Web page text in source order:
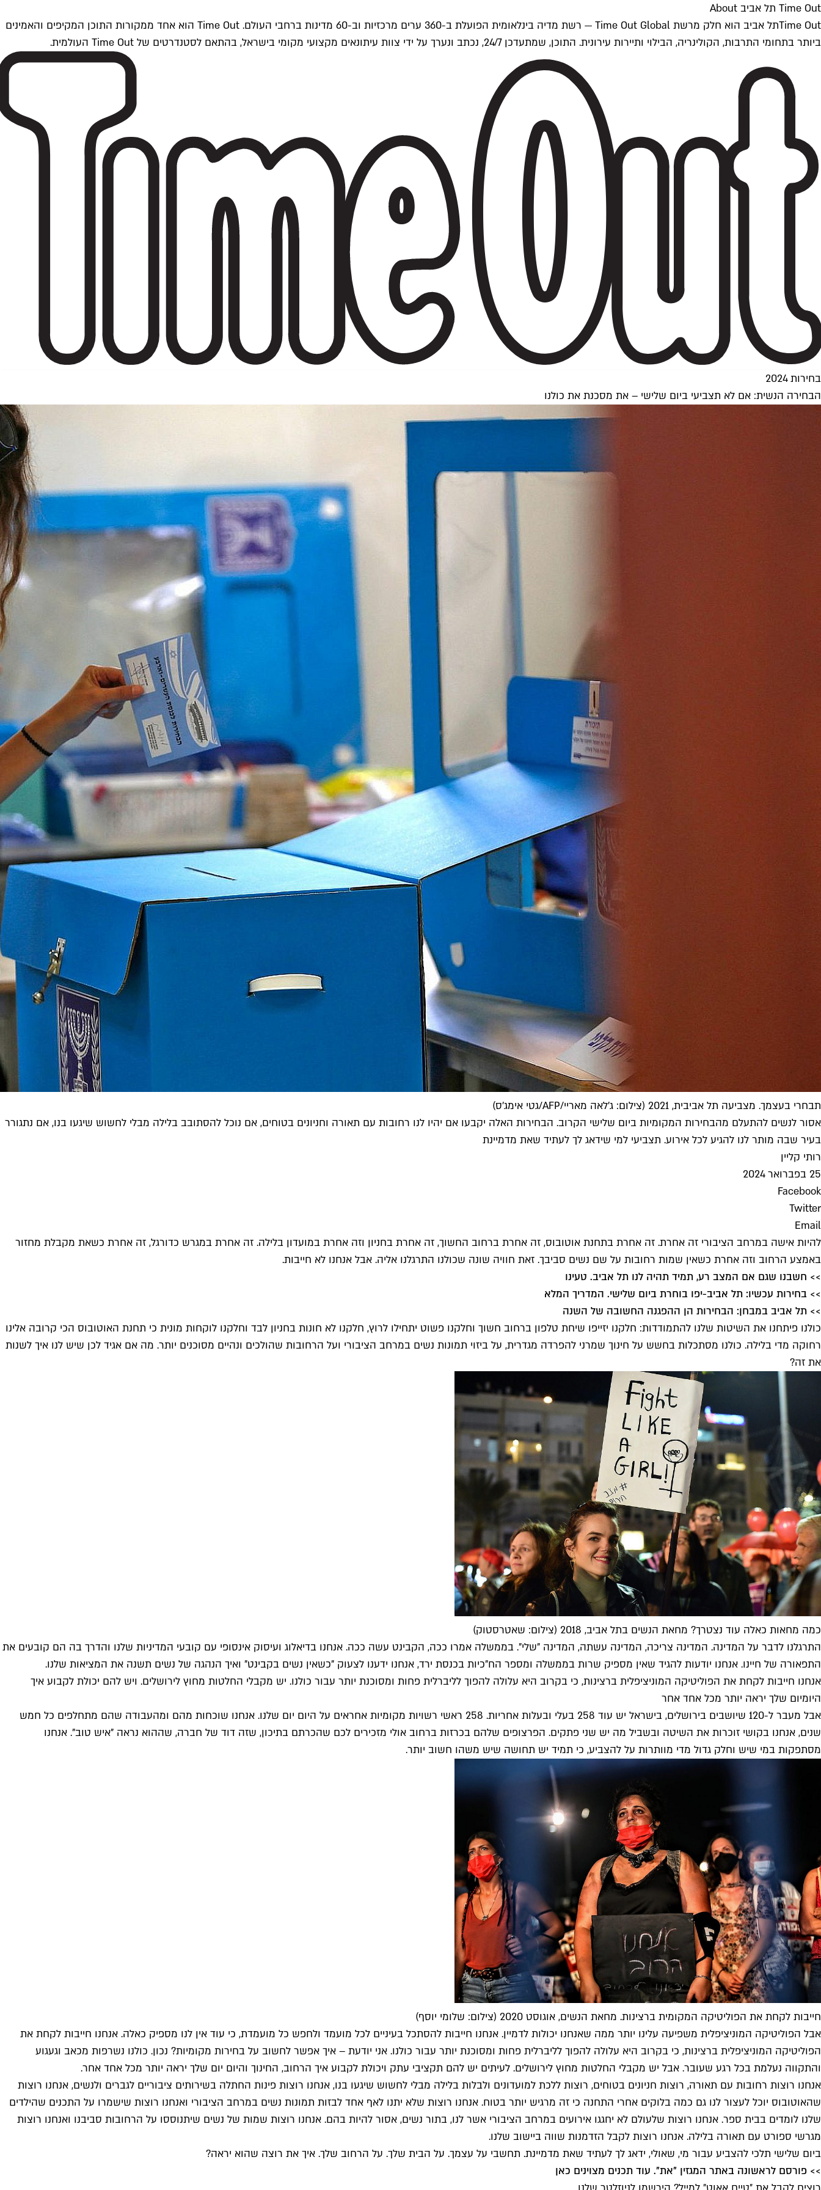
Time Out תל אביב About
Time Outתל אביב הוא חלק מרשת Time Out Global — רשת מדיה בינלאומית הפועלת ב-360 ערים מרכזיות וב-60 מדינות ברחבי העולם. Time Out הוא אחד ממקורות התוכן המקיפים והאמינים
ביותר בתחומי התרבות, הקולינריה, הבילוי ותיירות עירונית. התוכן, שמתעדכן 24/7, נכתב ונערך על ידי צוות עיתונאים מקצועי מקומי בישראל, בהתאם לסטנדרטים של Time Out העולמית.
בחירות 2024
הבחירה הנשית: אם לא תצביעי ביום שלישי – את מסכנת את כולנו
תבחרי בעצמך. מצביעה תל אביבית, 2021 (צילום: ג'לאה מאריי/AFP/גטי אימג'ס)
אסור לנשים להתעלם מהבחירות המקומיות ביום שלישי הקרוב. הבחירות האלה יקבעו אם יהיו לנו רחובות עם תאורה וחניונים בטוחים, אם נוכל להסתובב בלילה מבלי לחשוש שיגעו בנו, אם נתגורר
בעיר שבה מותר לנו להגיע לכל אירוע. תצביעי למי שידאג לך לעתיד שאת מדמיינת
רותי קליין
25 בפברואר 2024
Facebook
Twitter
Email
להיות אישה במרחב הציבורי זה אחרת. זה אחרת בתחנת אוטובוס, זה אחרת ברחוב החשוך, זה אחרת בחניון וזה אחרת במועדון בלילה. זה אחרת במגרש כדורגל, זה אחרת כשאת מקבלת מחזור
באמצע הרחוב וזה אחרת כשאין שמות רחובות על שם נשים סביבך. זאת חוויה שונה שכולנו התרגלנו אליה. אבל אנחנו לא חייבות.
>> חשבנו שגם אם המצב רע, תמיד תהיה לנו תל אביב. טעינו
>> בחירות עכשיו: תל אביב-יפו בוחרת ביום שלישי. המדריך המלא
>> תל אביב במבחן: הבחירות הן ההפגנה החשובה של השנה
כולנו פיתחנו את השיטות שלנו להתמודדות: חלקנו יזייפו שיחת טלפון ברחוב חשוך וחלקנו פשוט יתחילו לרוץ, חלקנו לא חונות בחניון לבד וחלקנו לוקחות מונית כי תחנת האוטובוס הכי קרובה אלינו
רחוקה מדי בלילה. כולנו מסתכלות בחשש על חינוך שמרני להפרדה מגדרית, על ביזוי תמונות נשים במרחב הציבורי ועל הרחובות שהולכים ונהיים מסוכנים יותר. מה אם אגיד לכן שיש לנו איך לשנות
את זה?
כמה מחאות כאלה עוד נצטרך? מחאת הנשים בתל אביב, 2018 (צילום: שאטרסטוק)
התרגלנו לדבר על המדינה. המדינה צריכה, המדינה עשתה, המדינה "שלי". בממשלה אמרו ככה, הקבינט עשה ככה. אנחנו בדיאלוג ועיסוק אינסופי עם קובעי המדיניות שלנו והדרך בה הם קובעים את
התפאורה של חיינו. אנחנו יודעות להגיד שאין מספיק שרות בממשלה ומספר הח"כיות בכנסת ירד, אנחנו ידענו לצעוק "כשאין נשים בקבינט" ואיך הנהגה של נשים תשנה את המציאות שלנו.
אנחנו חייבות לקחת את הפוליטיקה המוניציפלית ברצינות, כי בקרוב היא עלולה להפוך לליברלית פחות ומסוכנת יותר עבור כולנו. יש מקבלי החלטות מחוץ לירושלים. ויש להם יכולת לקבוע איך
היומיום שלך יראה יותר מכל אחד אחר
אבל מעבר ל-120 שיושבים בירושלים, בישראל יש עוד 258 בעלי ובעלות אחריות. 258 ראשי רשויות מקומיות אחראים על היום יום שלנו. אנחנו שוכחות מהם ומהעבודה שהם מתחלפים כל חמש
שנים, אנחנו בקושי זוכרות את השיטה ובשביל מה יש שני פתקים. הפרצופים שלהם בכרזות ברחוב אולי מזכירים לכם שהכרתם בתיכון, שזה דוד של חברה, שההוא נראה "איש טוב". אנחנו
מסתפקות במי שיש וחלק גדול מדי מוותרות על להצביע, כי תמיד יש תחושה שיש משהו חשוב יותר.
חייבות לקחת את הפוליטיקה המקומית ברצינות. מחאת הנשים, אוגוסט 2020 (צילום: שלומי יוסף)
אבל הפוליטיקה המוניציפלית משפיעה עלינו יותר ממה שאנחנו יכולות לדמיין. אנחנו חייבות להסתכל בעיניים לכל מועמד ולחפש כל מועמדת, כי עוד אין לנו מספיק כאלה. אנחנו חייבות לקחת את
הפוליטיקה המוניציפלית ברצינות, כי בקרוב היא עלולה להפוך לליברלית פחות ומסוכנת יותר עבור כולנו. אני יודעת – איך אפשר לחשוב על בחירות מקומיות? נכון. כולנו נשרפות מכאב וגעגוע
והתקווה נעלמת בכל רגע שעובר. אבל יש מקבלי החלטות מחוץ לירושלים. לעיתים יש להם תקציבי עתק ויכולת לקבוע איך הרחוב, החינוך והיום יום שלך יראה יותר מכל אחד אחר.
אנחנו רוצות רחובות עם תאורה, רוצות חניונים בטוחים, רוצות ללכת למועדונים ולבלות בלילה מבלי לחשוש שיגעו בנו, אנחנו רוצות פינות החתלה בשירותים ציבוריים לגברים ולנשים, אנחנו רוצות
שהאוטובוס יוכל לעצור לנו גם כמה בלוקים אחרי התחנה כי זה מרגיש יותר בטוח. אנחנו רוצות שלא יתנו לאף אחד לבזות תמונות נשים במרחב הציבורי ואנחנו רוצות שישמרו על התכנים שהילדים
שלנו לומדים בבית ספר. אנחנו רוצות שלעולם לא יחגגו אירועים במרחב הציבורי אשר לנו, בתור נשים, אסור להיות בהם. אנחנו רוצות שמות של נשים שיתנוססו על הרחובות סביבנו ואנחנו רוצות
מגרשי ספורט עם תאורה בלילה. אנחנו רוצות לקבל הזדמנות שווה ביישוב שלנו.
ביום שלישי תלכי להצביע עבור מי, שאולי, ידאג לך לעתיד שאת מדמיינת. תחשבי על עצמך. על הבית שלך. על הרחוב שלך. איך את רוצה שהוא יראה?
>> פורסם לראשונה באתר המגזין "את". עוד תכנים מצוינים כאן